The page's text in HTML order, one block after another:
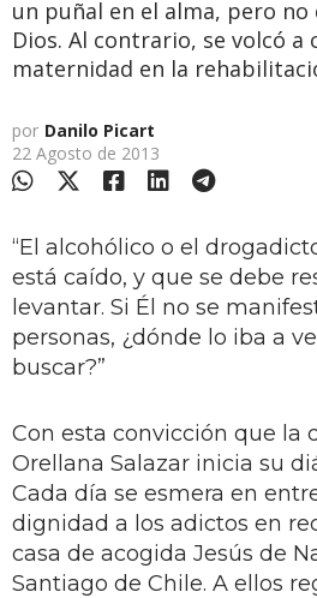
un puñal en el alma, pero
Dios. Al contrario, se volcó a
maternidad en la
por Danilo Picart
22 Agosto de 2013
“El alcohólico o el
está caído, y que se debe
levantar. Si Él no se
personas, ¿dónde lo iba a
buscar?”
Con esta convicción que la
Orellana Salazar inicia su
Cada día se esmera en
dignidad a los adictos en
casa de acogida Jesús de
Santiago de Chile. A ellos